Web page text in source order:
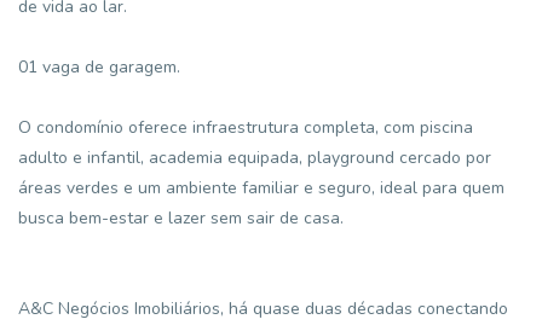
de vida ao lar.
01 vaga de garagem.
O condomínio oferece infraestrutura completa, com piscina
adulto e infantil, academia equipada, playground cercado por
áreas verdes e um ambiente familiar e seguro, ideal para quem
busca bem-estar e lazer sem sair de casa.
A&C Negócios Imobiliários, há quase duas décadas conectando